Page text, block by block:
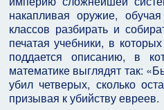
накапливая оружие,
классов разбирать и
печатая учебники, в
поддается описанию, в
математике выглядят так:
убил четверых, сколько
призывая к убийству евреев.